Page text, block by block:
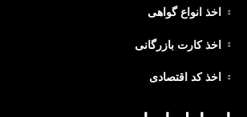
اخذ انواع گواهی
اخذ کارت بازرگانی
اخذ کد اقتصادی